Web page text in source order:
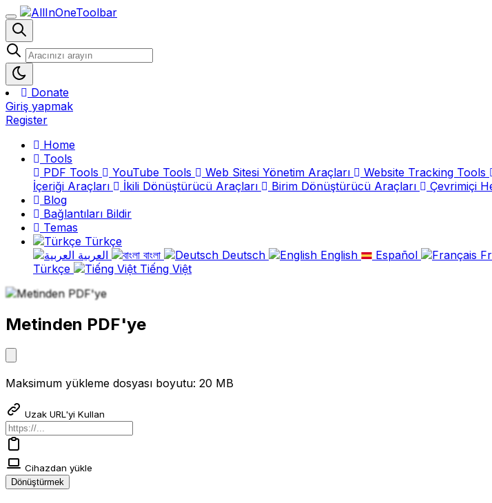
Donate
Giriş yapmak
Register
Home
Tools
PDF Tools
YouTube Tools Web Sitesi Yönetim Araçları Website Tracking Tools
İçeriği Araçları
İkili Dönüştürücü Araçları Birim Dönüştürücü Araçları Çevrimiçi
Blog
Bağlantıları Bildir
Temas
Türkçe
বাংলা Deutsch English Español
Türkçe
Tiếng Việt
Metinden PDF'ye
Maksimum yükleme dosyası boyutu: 20 MB
Uzak URL'yi Kullan
Cihazdan yükle
Dönüştürmek